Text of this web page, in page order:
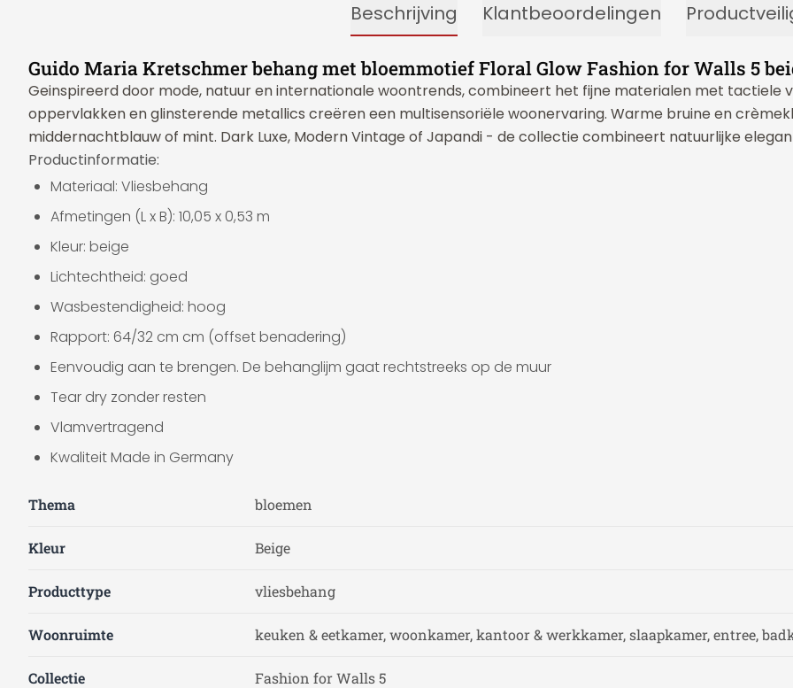
Beschrijving Klantbeoordelingen
Guido Maria Kretschmer behang met bloemmotief Floral Glow Fashion for Walls 5
Geinspireerd door mode, natuur en internationale woontrends, combineert het fijne materialen met tactiele
oppervlakken en glinsterende metallics creëren een multisensoriële woonervaring. Warme bruine en
middernachtblauw of mint. Dark Luxe, Modern Vintage of Japandi - de collectie combineert natuurlijke
Productinformatie:
Materiaal: Vliesbehang
Afmetingen (L x B): 10,05 x 0,53 m
Kleur: beige
Lichtechtheid: goed
Wasbestendigheid: hoog
Rapport: 64/32 cm cm (offset benadering)
Eenvoudig aan te brengen. De behanglijm gaat rechtstreeks op de muur
Tear dry zonder resten
Vlamvertragend
Kwaliteit Made in Germany
Thema bloemen
Kleur Beige
Producttype vliesbehang
Woonruimte keuken & eetkamer, woonkamer, kantoor & werkkamer, slaapkamer, entree,
Collectie Fashion for Walls 5